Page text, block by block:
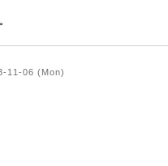
11-06 (Mon)